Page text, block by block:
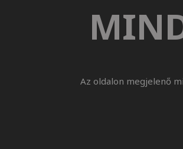
Az oldalon megjelenő